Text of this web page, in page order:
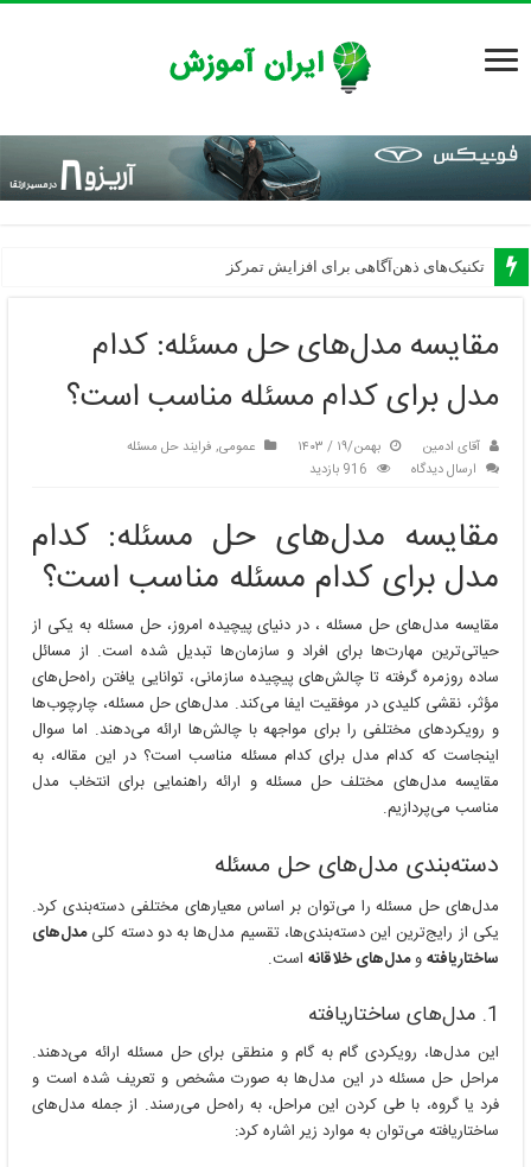
تکنیک‌های ذهن‌آگاهی برای افزایش تمرکز
مقایسه مدل‌های حل مسئله: کدام
مدل برای کدام مسئله مناسب است؟
آقای ادمین بهمن/۱۹ / ۱۴۰۳ عمومی, فرایند حل مسئله
ارسال دیدگاه
916 بازدید
مقایسه مدل‌های حل مسئله: کدام
مدل برای کدام مسئله مناسب است؟
مقایسه مدل‌های حل مسئله ، در دنیای پیچیده امروز، حل مسئله به یکی از
حیاتی‌ترین مهارت‌ها برای افراد و سازمان‌ها تبدیل شده است. از مسائل
ساده روزمره گرفته تا چالش‌های پیچیده سازمانی، توانایی یافتن راه‌حل‌های
مؤثر، نقشی کلیدی در موفقیت ایفا می‌کند. مدل‌های حل مسئله، چارچوب‌ها
و رویکردهای مختلفی را برای مواجهه با چالش‌ها ارائه می‌دهند. اما سوال
اینجاست که کدام مدل برای کدام مسئله مناسب است؟ در این مقاله، به
مقایسه مدل‌های مختلف حل مسئله و ارائه راهنمایی برای انتخاب مدل
مناسب می‌پردازیم.
دسته‌بندی مدل‌های حل مسئله
مدل‌های حل مسئله را می‌توان بر اساس معیارهای مختلفی دسته‌بندی کرد.
یکی از رایج‌ترین این دسته‌بندی‌ها، تقسیم مدل‌ها به دو دسته کلیمدل‌های
ساختاریافتهومدل‌های خلاقانه است.
1. مدل‌های ساختاریافته
این مدل‌ها، رویکردی گام به گام و منطقی برای حل مسئله ارائه می‌دهند.
مراحل حل مسئله در این مدل‌ها به صورت مشخص و تعریف شده است و
فرد یا گروه، با طی کردن این مراحل، به راه‌حل می‌رسند. از جمله مدل‌های
ساختاریافته می‌توان به موارد زیر اشاره کرد: